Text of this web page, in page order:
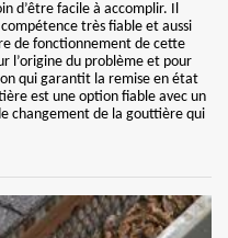
d’être facile à accomplir. Il
très fiable et aussi
de fonctionnement de cette
l’origine du problème et pour
qui garantit la remise en état
est une option fiable avec un
changement de la gouttière qui